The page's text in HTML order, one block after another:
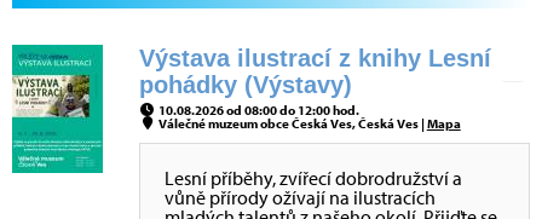
Výstava ilustrací z knihy Lesní
pohádky (Výstavy)
10.08.2026 od 08:00 do 12:00 hod.
Válečné muzeum obce Česká Ves, Česká Ves |Mapa
Lesní příběhy, zvířecí dobrodružství a
vůně přírody ožívají na ilustracích